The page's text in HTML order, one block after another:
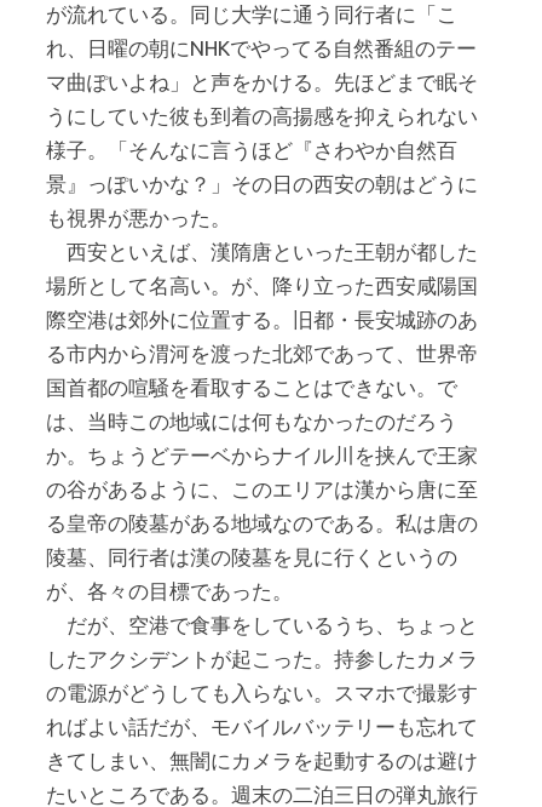
が流れている。同じ大学に通う同行者に「こ
れ、日曜の朝にNHKでやってる自然番組のテー
マ曲ぽいよね」と声をかける。先ほどまで眠そ
うにしていた彼も到着の高揚感を抑えられない
様子。「そんなに言うほど『さわやか自然百
景』っぽいかな？」その日の西安の朝はどうに
も視界が悪かった。
西安といえば、漢隋唐といった王朝が都した
場所として名高い。が、降り立った西安咸陽国
際空港は郊外に位置する。旧都・長安城跡のあ
る市内から渭河を渡った北郊であって、世界帝
国首都の喧騒を看取することはできない。で
は、当時この地域には何もなかったのだろう
か。ちょうどテーベからナイル川を挟んで王家
の谷があるように、このエリアは漢から唐に至
る皇帝の陵墓がある地域なのである。私は唐の
陵墓、同行者は漢の陵墓を見に行くというの
が、各々の目標であった。
だが、空港で食事をしているうち、ちょっと
したアクシデントが起こった。持参したカメラ
の電源がどうしても入らない。スマホで撮影す
ればよい話だが、モバイルバッテリーも忘れて
きてしまい、無闇にカメラを起動するのは避け
たいところである。週末の二泊三日の弾丸旅行